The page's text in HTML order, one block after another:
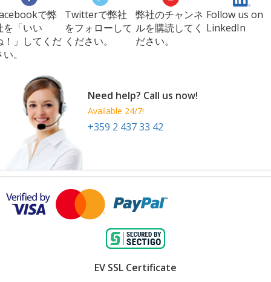
で弊
を「いい
！」してくだ
。
Twitterで弊社
をフォローして
ください。
弊社のチャンネ
ルを購読してく
ださい。
Follow us on
LinkedIn
Need help? Call us now!
Available 24/7!
+359 2 437 33 42
EV SSL Certificate